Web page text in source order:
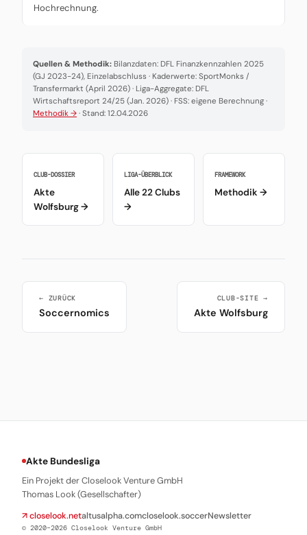
Hochrechnung.
Quellen & Methodik: Bilanzdaten: DFL Finanzkennzahlen 2025
(GJ 2023-24), Einzelabschluss · Kaderwerte: SportMonks /
Transfermarkt (April 2026) · Liga-Aggregate: DFL
Wirtschaftsreport 24/25 (Jan. 2026) · FSS: eigene Berechnung ·
Methodik → · Stand: 12.04.2026
CLUB-DOSSIER
Akte
Wolfsburg →
LIGA-ÜBERBLICK
Alle 22 Clubs
→
FRAMEWORK
Methodik →
← ZURÜCK
Soccernomics
CLUB-SITE →
Akte Wolfsburg
Akte Bundesliga
Ein Projekt der Closelook Venture GmbH
Thomas Look (Gesellschafter)
↗ closelook.netaltusalpha.comcloselook.soccerNewsletter
© 2020–2026 Closelook Venture GmbH